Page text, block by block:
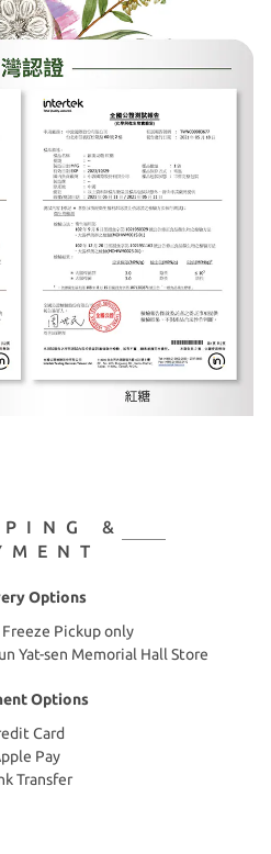
&
Options
Pickup only
Yat-sen Memorial Hall Store
Options
Card
Pay
Transfer